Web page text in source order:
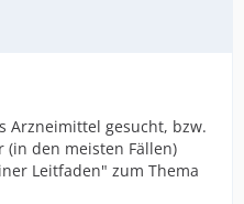
Arzneimittel gesucht, bzw.
(in den meisten Fällen)
Leitfaden" zum Thema